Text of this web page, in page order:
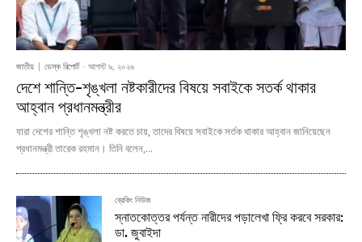
জাতীয় ডেস্ক রিপোর্ট - আগস্ট ৯, ২০২৬
দেশে শান্তি-শৃঙ্খলা নষ্টকারীদের বিষয়ে সবাইকে সতর্ক থাকার
আহ্বান প্রধানমন্ত্রীর
যারা দেশের শান্তি শৃঙ্খলা নষ্ট করতে চায়, তাদের বিষয়ে সবাইকে সর্তক থাকার আহ্বান জানিয়েছেন
প্রধানমন্ত্রী তারেক রহমান। তিনি বলেন,...
ব্রেকিং নিউজ
স্নাতকোত্তর পর্যন্ত নারীদের পড়ালেখা ফ্রি করবে সরকার:
ডা. জুবাইদা